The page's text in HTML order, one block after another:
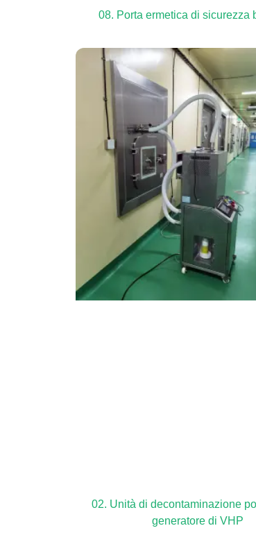
08. Porta ermetica di sicurezza
02. Unità di decontaminazione
generatore di VHP